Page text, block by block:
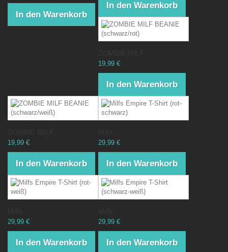
In den Warenkorb
In den Warenkorb
19,99 €
In den Warenkorb
19,99 €
In den Warenkorb
29,99 €
In den Warenkorb
29,99 €
In den Warenkorb
29,99 €
In den Warenkorb